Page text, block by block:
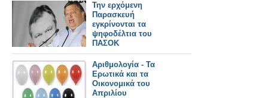
Την ερχόμενη
Παρασκευή
εγκρίνονται τα
ψηφοδέλτια του
ΠΑΣΟΚ
Αριθμολογία - Τα
Ερωτικά και τα
Οικονομικά του
Απριλίου